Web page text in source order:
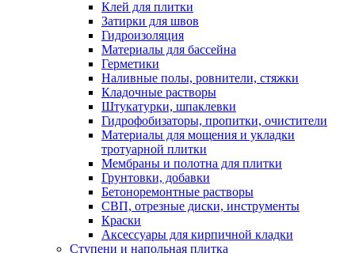
Клей для плитки
Затирки для швов
Гидроизоляция
Материалы для бассейна
Герметики
Наливные полы, ровнители, стяжки
Кладочные растворы
Штукатурки, шпаклевки
Гидрофобизаторы, пропитки, очистители
Материалы для мощения и укладки
тротуарной плитки
Мембраны и полотна для плитки
Грунтовки, добавки
Бетоноремонтные растворы
СВП, отрезные диски, инструменты
Краски
Аксессуары для кирпичной кладки
Ступени и напольная плитка